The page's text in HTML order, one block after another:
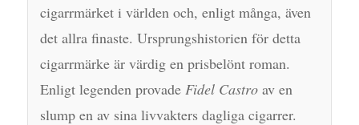
cigarrmärket i världen och, enligt många, även
det allra finaste. Ursprungshistorien för detta
cigarrmärke är värdig en prisbelönt roman.
Enligt legenden provade Fidel Castroav en
slump en av sina livvakters dagliga cigarrer.